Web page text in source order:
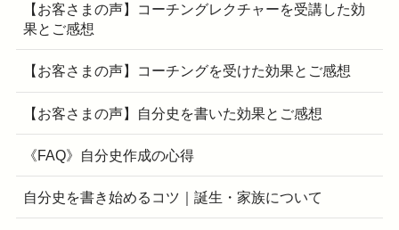
【お客さまの声】コーチングレクチャーを受講した効
果とご感想
【お客さまの声】コーチングを受けた効果とご感想
【お客さまの声】自分史を書いた効果とご感想
《FAQ》自分史作成の心得
自分史を書き始めるコツ｜誕生・家族について